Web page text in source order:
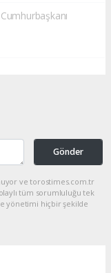
Gönder
ve torostimes.com.tr
tüm sorumluluğu tek
yönetimi hiçbir şekilde